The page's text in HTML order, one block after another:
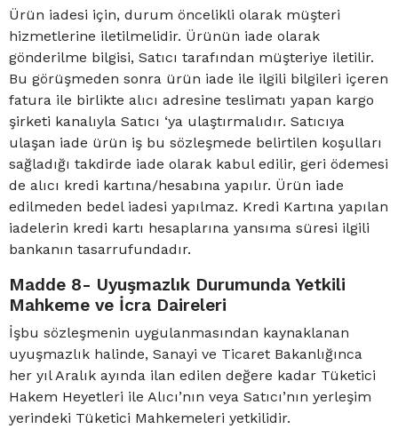
Ürün iadesi için, durum öncelikli olarak müşteri
hizmetlerine iletilmelidir. Ürünün iade olarak
gönderilme bilgisi, Satıcı tarafından müşteriye iletilir.
Bu görüşmeden sonra ürün iade ile ilgili bilgileri içeren
fatura ile birlikte alıcı adresine teslimatı yapan kargo
şirketi kanalıyla Satıcı ‘ya ulaştırmalıdır. Satıcıya
ulaşan iade ürün iş bu sözleşmede belirtilen koşulları
sağladığı takdirde iade olarak kabul edilir, geri ödemesi
de alıcı kredi kartına/hesabına yapılır. Ürün iade
edilmeden bedel iadesi yapılmaz. Kredi Kartına yapılan
iadelerin kredi kartı hesaplarına yansıma süresi ilgili
bankanın tasarrufundadır.
Madde 8- Uyuşmazlık Durumunda Yetkili
Mahkeme ve İcra Daireleri
İşbu sözleşmenin uygulanmasından kaynaklanan
uyuşmazlık halinde, Sanayi ve Ticaret Bakanlığınca
her yıl Aralık ayında ilan edilen değere kadar Tüketici
Hakem Heyetleri ile Alıcı’nın veya Satıcı’nın yerleşim
yerindeki Tüketici Mahkemeleri yetkilidir.